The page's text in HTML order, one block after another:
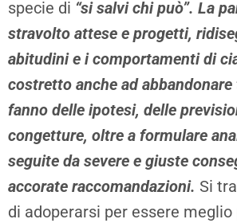
specie di “si salvi chi può”. La
stravolto attese e progetti,
abitudini e i comportamenti di
costretto anche ad
fanno delle ipotesi, delle
congetture, oltre a formulare
seguite da severe e giuste
accorate raccomandazioni. Si
di adoperarsi per essere